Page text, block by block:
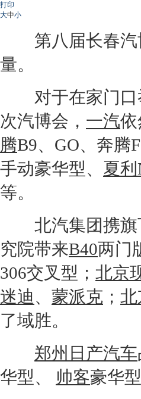
打印
大中小
第八届长春汽
量。
对于在家门口
次汽博会， 一汽
腾B9、GO、 奔腾
手动豪华型、 夏利
等。
北汽集团携旗
究院带来B40两门
306交叉型； 北京
迷迪 、 蒙派克 ；
了域胜。
郑州日产汽车
华型、 帅客豪华